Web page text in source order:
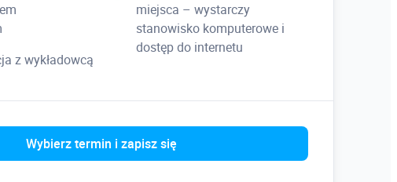
z wykładowcą
miejsca – wystarczy
stanowisko komputerowe i
dostęp do internetu
Wybierz termin i zapisz się